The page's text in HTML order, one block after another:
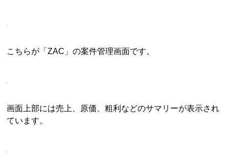
こちらが「ZAC」の案件管理画面です。
画面上部には売上、原価、粗利などのサマリーが表示され
ています。